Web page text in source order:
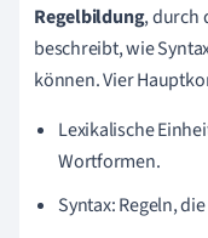
Regelbildung, durch
beschreibt, wie
können. Vier
Lexikalische
Wortformen.
Syntax: Regeln,